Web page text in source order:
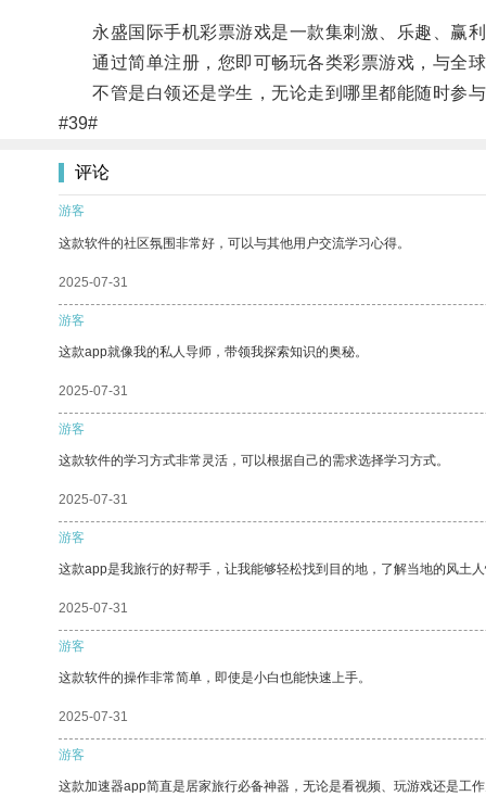
永盛国际手机彩票游戏是一款集刺激、乐趣、赢利
通过简单注册，您即可畅玩各类彩票游戏，与全球
不管是白领还是学生，无论走到哪里都能随时参与
#39#
评论
游客
这款软件的社区氛围非常好，可以与其他用户交流学习心得。
2025-07-31
游客
这款app就像我的私人导师，带领我探索知识的奥秘。
2025-07-31
游客
这款软件的学习方式非常灵活，可以根据自己的需求选择学习方式。
2025-07-31
游客
这款app是我旅行的好帮手，让我能够轻松找到目的地，了解当地的风土
2025-07-31
游客
这款软件的操作非常简单，即使是小白也能快速上手。
2025-07-31
游客
这款加速器app简直是居家旅行必备神器，无论是看视频、玩游戏还是工